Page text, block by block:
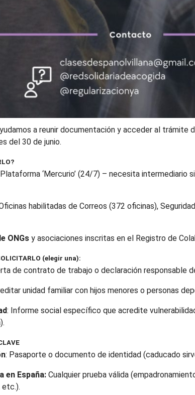
a reunir documentación y acceder al trámite
del 30 de junio.
‘Mercurio’ (24/7) – necesita intermediario
habilitadas de Correos (372 oficinas),
ONGs y asociaciones inscritas en el Registro de
(elegir una):
de contrato de trabajo o declaración responsable
unidad familiar con hijos menores o personas
: Informe social específico que acredite
: Pasaporte o documento de identidad (caducado
en España: Cualquier prueba válida
etc.).